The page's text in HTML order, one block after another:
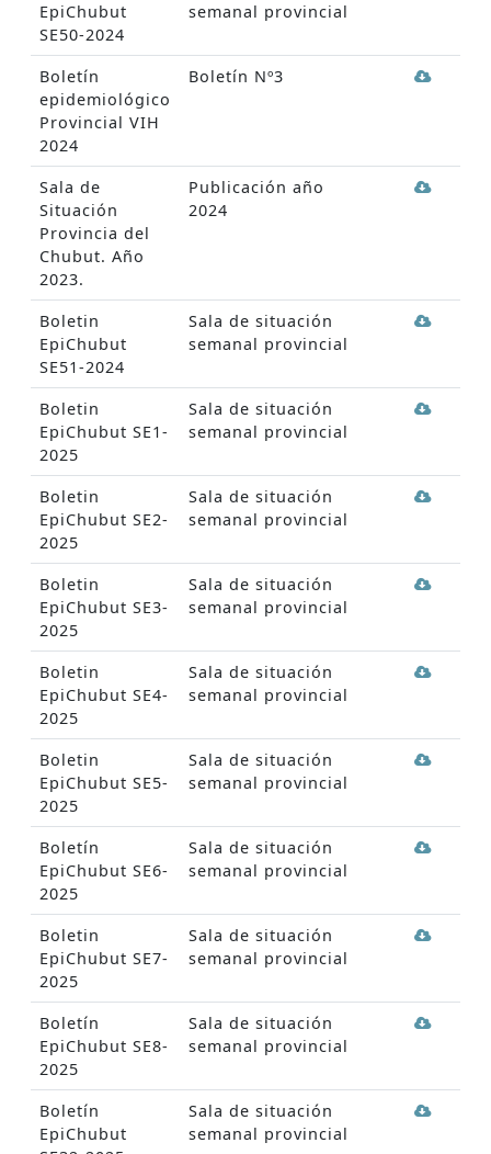
EpiChubut
SE50-2024
semanal provincial
Boletín
epidemiológico
Provincial VIH
2024
Boletín Nº3
Sala de
Situación
Provincia del
Chubut. Año
2023.
Publicación año
2024
Boletin
EpiChubut
SE51-2024
Sala de situación
semanal provincial
Boletin
EpiChubut SE1-
2025
Sala de situación
semanal provincial
Boletin
EpiChubut SE2-
2025
Sala de situación
semanal provincial
Boletin
EpiChubut SE3-
2025
Sala de situación
semanal provincial
Boletin
EpiChubut SE4-
2025
Sala de situación
semanal provincial
Boletin
EpiChubut SE5-
2025
Sala de situación
semanal provincial
Boletín
EpiChubut SE6-
2025
Sala de situación
semanal provincial
Boletin
EpiChubut SE7-
2025
Sala de situación
semanal provincial
Boletín
EpiChubut SE8-
2025
Sala de situación
semanal provincial
Boletín
EpiChubut
Sala de situación
semanal provincial